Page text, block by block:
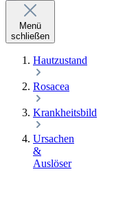
Menü
schließen
Hautzustand
Rosacea
Krankheitsbild
Ursachen
&
Auslöser